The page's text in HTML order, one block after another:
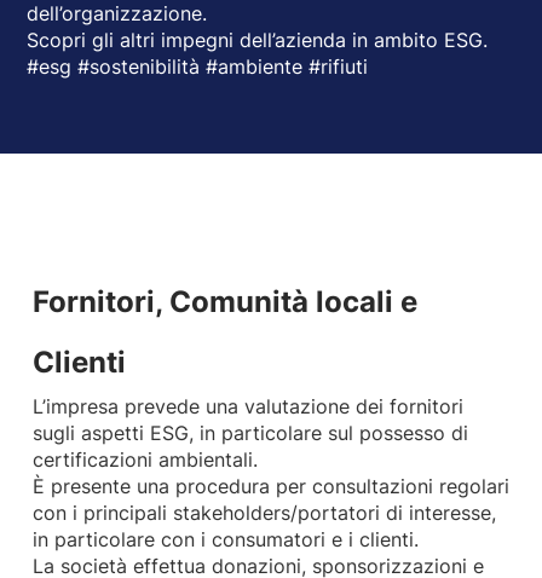
dell’organizzazione.
Scopri gli altri impegni dell’azienda in ambito ESG.
#esg #sostenibilità #ambiente #rifiuti
Fornitori, Comunità locali e
Clienti
L’impresa prevede una valutazione dei fornitori
sugli aspetti ESG, in particolare sul possesso di
certificazioni ambientali.
È presente una procedura per consultazioni regolari
con i principali stakeholders/portatori di interesse,
in particolare con i consumatori e i clienti.
La società effettua donazioni, sponsorizzazioni e